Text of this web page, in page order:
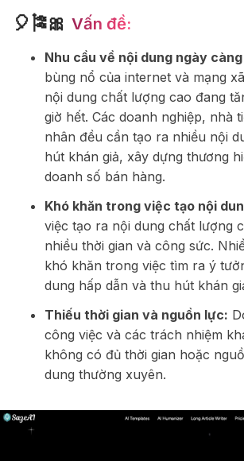
🎈🎏🎀 Vấn đề:
Nhu cầu về nội dung ngày
bùng nổ của internet và mạng
nội dung chất lượng cao đang
giờ hết. Các doanh nghiệp, nhà
nhân đều cần tạo ra nhiều nội
hút khán giả, xây dựng thương
doanh số bán hàng.
Khó khăn trong việc tạo nội
việc tạo ra nội dung chất lượng
nhiều thời gian và công sức.
khó khăn trong việc tìm ra ý
dung hấp dẫn và thu hút khán
Thiếu thời gian và nguồn lực:
công việc và các trách nhiệm
không có đủ thời gian hoặc
dung thường xuyên.